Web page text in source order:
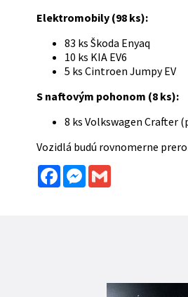
Elektromobily (98 ks):
83 ks Škoda Enyaq
10 ks KIA EV6
5 ks Cintroen Jumpy EV
S naftovým pohonom (8 ks):
8 ks Volkswagen Crafter
Vozidlá budú rovnomerne
FacebookMessenger
Gmail